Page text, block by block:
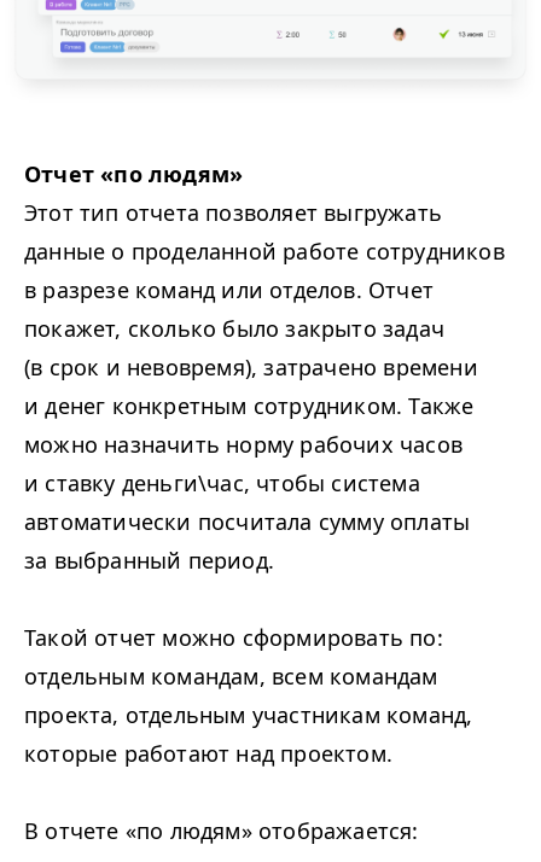
Отчет «по людям»
Этот тип отчета позволяет выгружать
данные о проделанной работе сотрудников
в разрезе команд или отделов. Отчет
покажет, сколько было закрыто задач
(в срок и невовремя), затрачено времени
и денег конкретным сотрудником. Также
можно назначить норму рабочих часов
и ставку деньги\час, чтобы система
автоматически посчитала сумму оплаты
за выбранный период.
Такой отчет можно сформировать по:
отдельным командам, всем командам
проекта, отдельным участникам команд,
которые работают над проектом.
В отчете «по людям» отображается: